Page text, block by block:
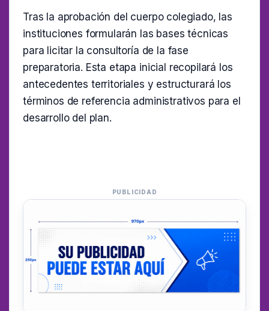
Tras la aprobación del cuerpo colegiado, las
instituciones formularán las bases técnicas
para licitar la consultoría de la fase
preparatoria. Esta etapa inicial recopilará los
antecedentes territoriales y estructurará los
términos de referencia administrativos para el
desarrollo del plan.
PUBLICIDAD